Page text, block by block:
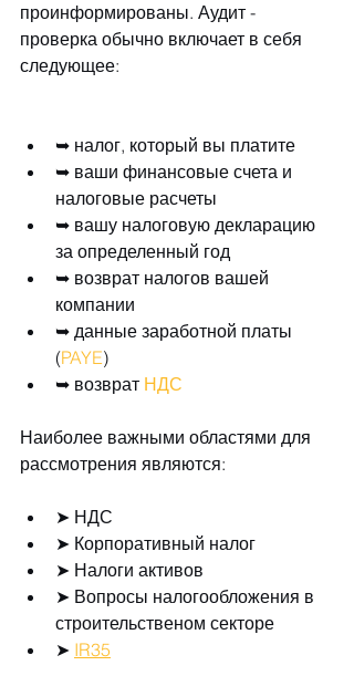
проинформированы. Аудит -
проверка обычно включает в себя
следующее:
➥ налог, который вы платите
➥ ваши финансовые счета и
налоговые расчеты
➥ вашу налоговую декларацию
за определенный год
➥ возврат налогов вашей
компании
➥ данные заработной платы
(PAYE)
➥ возврат НДС
Наиболее важными областями для
рассмотрения являются:
➤ НДС
➤ Корпоративный налог
➤ Налоги активов
➤ Вопросы налогообложения в
строительственом секторе
➤ IR35